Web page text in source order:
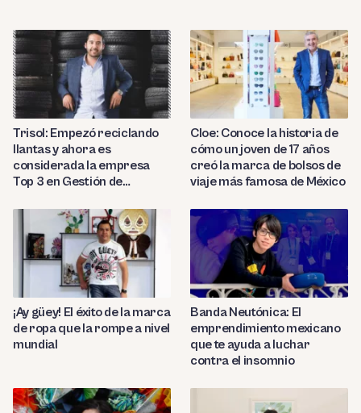
Trisol: Empezó reciclando
llantas y ahora es
considerada la empresa
Top 3 en Gestión de
Cloe: Conoce la historia de
cómo un joven de 17 años
creó la marca de bolsos de
viaje más famosa de México
¡Ay güey! El éxito de la marca
de ropa que la rompe a nivel
mundial
Banda Neutónica: El
emprendimiento mexicano
que te ayuda a luchar
contra el insomnio